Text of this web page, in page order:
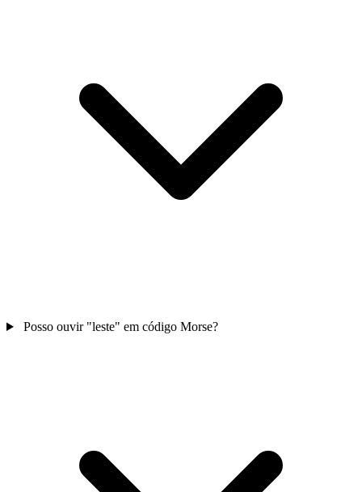
Posso ouvir "leste" em código Morse?